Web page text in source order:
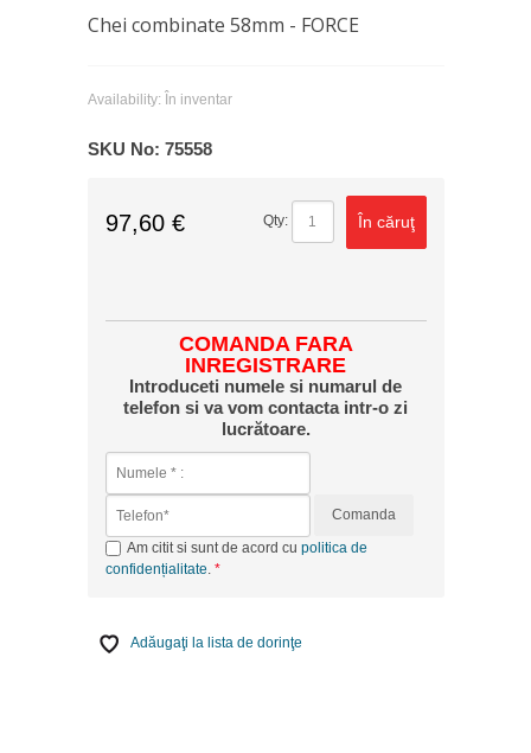
Chei combinate 58mm - FORCE
Availability: În inventar
SKU No: 75558
97,60 € Qty: În căruţ
COMANDA FARA
INREGISTRARE
Introduceti numele si numarul de
telefon si va vom contacta intr-o zi
lucrătoare.
Comanda
Am citit si sunt de acord cu politica de
confidențialitate
Adăugaţi la lista de dorinţe